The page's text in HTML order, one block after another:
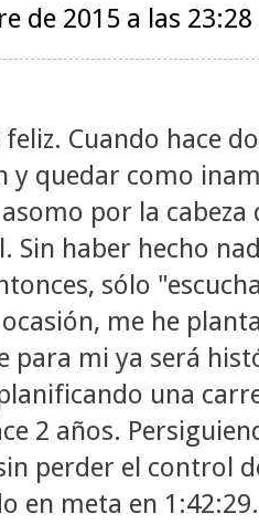
de 2015 a las 23:28
Cuando hace
y quedar como
por la
Sin haber hecho
sólo
me he
para mi ya será
una
2 años.
perder el control
en meta en